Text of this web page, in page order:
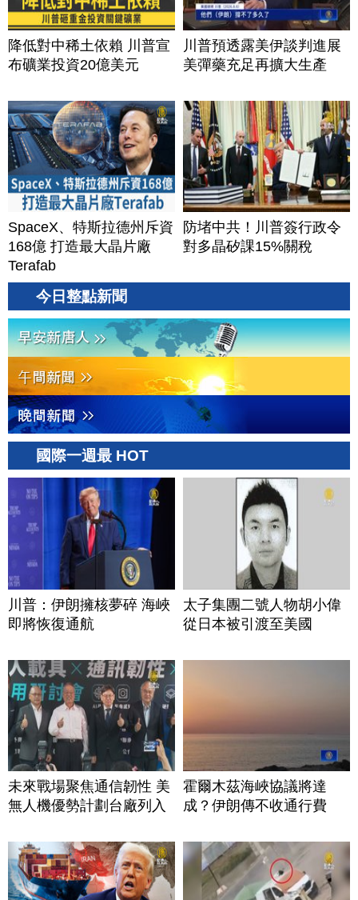
降低對中稀土依賴 川普宣
布礦業投資20億美元
川普預透露美伊談判進展
美彈藥充足再擴大生產
SpaceX、特斯拉德州斥資
168億 打造最大晶片廠
Terafab
防堵中共！川普簽行政令
對多晶矽課15%關稅
今日整點新聞
國際一週最 HOT
川普：伊朗擁核夢碎 海峽
即將恢復通航
太子集團二號人物胡小偉
從日本被引渡至美國
未來戰場聚焦通信韌性 美
無人機優勢計劃台廠列入
霍爾木茲海峽協議將達
成？伊朗傳不收通行費